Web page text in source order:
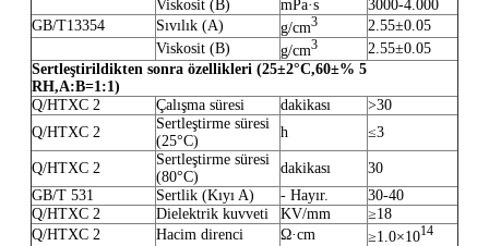
Viskosit (B)
mPa·s
3000-4.000
GB/T13354
Sıvılık (A) g/cm3
2.55±0.05
Viskosit (B)
g/cm3
2.55±0.05
Sertleştirildikten sonra özellikleri (25±2°C,60±% 5
RH,A:B=1:1)
Q/HTXC 2
Çalışma süresi dakikası
>30
Q/HTXC 2
Sertleştirme süresi
(25°C)
h ≤3
Q/HTXC 2
Sertleştirme süresi
(80°C)
dakikası
30
GB/T 531
Sertlik (Kıyı A) - Hayır.
30-40
Q/HTXC 2
Dielektrik kuvveti KV/mm
≥18
Q/HTXC 2
Hacim direnci Ω·cm ≥1.0×1014